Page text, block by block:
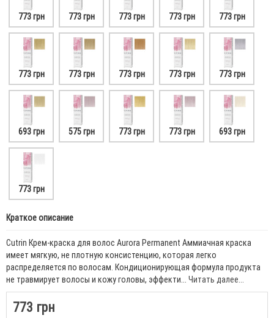
773 грн 773 грн 773 грн 773 грн 773 грн
773 грн 773 грн 773 грн 773 грн 773 грн
693 грн 575 грн 773 грн 773 грн 693 грн
773 грн
Краткое описание
Cutrin Крем-краска для волос Aurora Permanent Аммиачная краска
имеет мягкую, не плотную консистенцию, которая легко
распределяется по волосам. Кондиционирующая формула продукта
не травмирует волосы и кожу головы, эффекти... Читать далее...
773 грн